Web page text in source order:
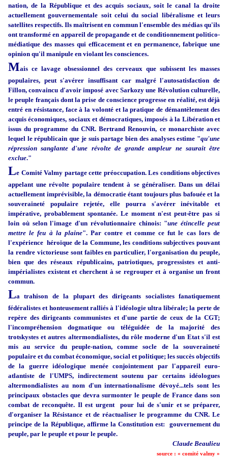
nation, de la République et des acquis sociaux, soit le canal la droite
actuellement gouvernementale soit celui du social libéralisme et leurs
satellites respectifs. Ils maîtrisent en commun l'ensemble des médias qu'ils
ont transformé en appareil de propagande et de conditionnement politico-
médiatique des masses qui efficacement et en permanence, fabrique une
opinion qu'il manipule en violant les consciences.
Mais ce lavage obsessionnel des cerveaux que subissent les masses
populaires, peut s'avérer insuffisant car malgré l'autosatisfaction de
Fillon, convaincu d'avoir imposé avec Sarkozy une Révolution culturelle,
le peuple français dont la prise de conscience progresse en réalité, est déjà
entré en résistance, face à la volonté et la pratique de démantèlement des
acquis économiques, sociaux et démocratiques, imposés à la Libération et
issus du programme du CNR. Bertrand Renouvin, ce monarchiste avec
lequel le républicain que je suis partage bien des analyses estime "qu'une
répression sanglante d'une révolte de grande ampleur ne saurait être
exclue."
Le Comité Valmy partage cette préoccupation. Les conditions objectives
appelant une révolte populaire tendent à se généraliser. Dans un délai
actuellement imprévisible, la démocratie étant toujours plus bafouée et la
souveraineté populaire rejetée, elle pourra s'avérer inévitable et
impérative, probablement spontanée. Le moment n'est peut-être pas si
loin où selon l'image d'un révolutionnaire chinois: "une étincelle peut
mettre le feu à la plaine". Par contre et comme ce fut le cas lors de
l'expérience héroïque de la Commune, les conditions subjectives pouvant
la rendre victorieuse sont faibles en particulier, l'organisation du peuple,
bien que des réseaux républicains, patriotiques, progressistes et anti-
impérialistes existent et cherchent à se regrouper et à organise un front
commun.
La trahison de la plupart des dirigeants socialistes fanatiquement
fédéralistes et honteusement ralliés à l'idéologie ultra libérale; la perte de
repère des dirigeants communistes et d'une partie de ceux de la CGT;
l'incompréhension dogmatique ou téléguidée de la majorité des
trotskystes et autres altermondialistes, du rôle moderne d'un Etat s'il est
mis au service du peuple-nation, comme socle de la souveraineté
populaire et du combat économique, social et politique; les succès objectifs
de la guerre idéologique menée conjointement par l'appareil euro-
atlantiste de l'UMPS, indirectement soutenu par certains idéologues
altermondialistes au nom d'un internationalisme dévoyé...tels sont les
principaux obstacles que devra surmonter le peuple de France dans son
combat de reconquête. Il est urgent pour lui de s'unir et se préparer,
d'organiser la Résistance et de réactualiser le programme du CNR. Le
principe de la République, affirme la Constitution est: gouvernement du
peuple, par le peuple et pour le peuple.
Claude Beaulieu
source : « comité valmy »